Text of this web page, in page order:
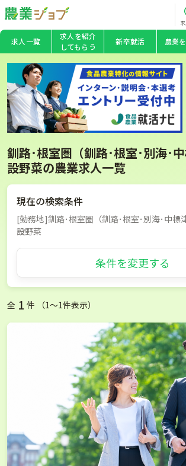
求人一覧
求人を紹介
してもらう
新卒就活 農業
釧路･根室圏（釧路･根室･別海･
設野菜の農業求人一覧
現在の検索条件
[勤務地]釧路･根室圏（釧路･根室･別海･中標
設野菜
条件を変更する
全 1 件 （1〜1件表示）